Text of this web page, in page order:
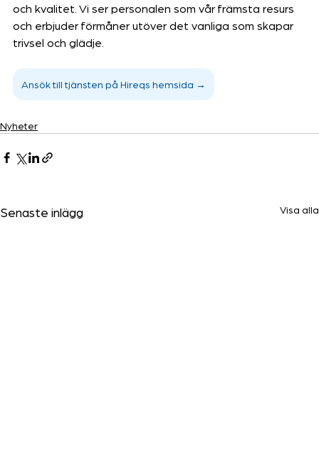
och kvalitet. Vi ser personalen som vår främsta resurs
och erbjuder förmåner utöver det vanliga som skapar
trivsel och glädje.
Ansök till tjänsten på Hireqs hemsida →
Nyheter
Senaste inlägg Visa alla